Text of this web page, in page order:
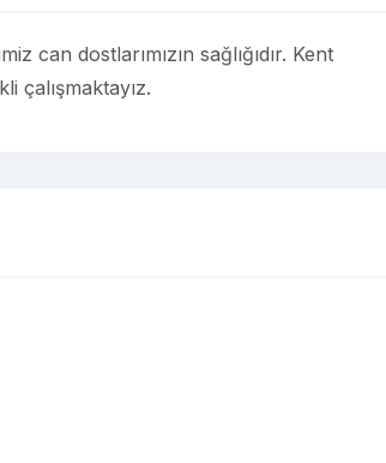
can dostlarımızın sağlığıdır. Kent
çalışmaktayız.